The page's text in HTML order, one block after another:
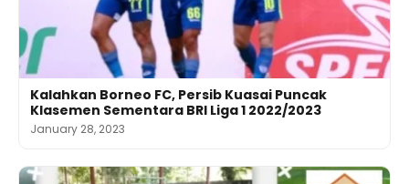
Kalahkan Borneo FC, Persib Kuasai Puncak
Klasemen Sementara BRI Liga 1 2022/2023
January 28, 2023